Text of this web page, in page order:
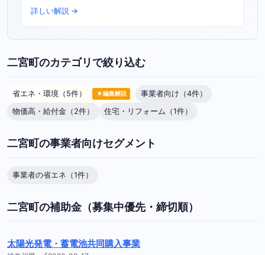
詳しい解説 →
二宮町のカテゴリで絞り込む
省エネ・環境（5件） ★編集解説
事業者向け（4件）
物価高・給付金（2件）
住宅・リフォーム（1件）
二宮町の事業者向けセグメント
事業者の省エネ（1件）
二宮町の補助金（募集中優先・締切順）
太陽光発電・蓄電池共同購入事業